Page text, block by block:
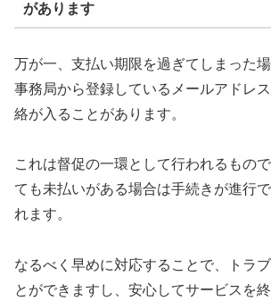
があります
万が一、支払い期限を過ぎてしまった
事務局から登録しているメールアドレ
絡が入ることがあります。
これは督促の一環として行われるもの
ても未払いがある場合は手続きが進行
れます。
なるべく早めに対応することで、トラ
とができますし、安心してサービスを